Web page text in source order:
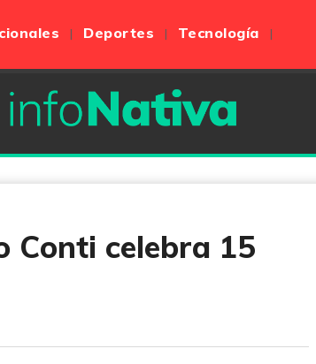
Deportes
Tecnología
Conti celebra 15